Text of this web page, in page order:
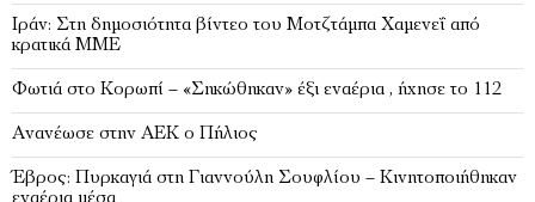
Ιράν: Στη δημοσιότητα βίντεο του Μοτζτάμπα Χαμενεΐ από
κρατικά ΜΜΕ
Φωτιά στο Κορωπί – «Σηκώθηκαν» έξι εναέρια , ήχησε το 112
Ανανέωσε στην ΑΕΚ ο Πήλιος
Έβρος: Πυρκαγιά στη Γιαννούλη Σουφλίου – Κινητοποιήθηκαν
εναέρια μέσα